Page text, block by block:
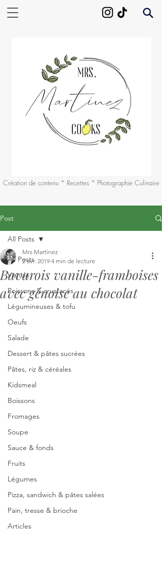
Création de contenu * Recettes * Photographie Culinaire
Post
All Posts
Viande
Poissons & crustacés
Légumineuses & tofu
Oeufs
Salade
Dessert & pâtes sucrées
Pâtes, riz & céréales
Kidsmeal
Boissons
Fromages
Soupe
Sauce & fonds
Fruits
Légumes
Pizza, sandwich & pâtes salées
Pain, tresse & brioche
Articles
All Posts
Bavarois vanille-framboises
avec génoise au chocolat
Mrs Martinez
2 avr. 2019 4 min de lecture